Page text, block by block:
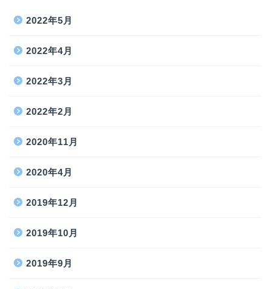
2022年5月
2022年4月
2022年3月
2022年2月
2020年11月
2020年4月
2019年12月
2019年10月
2019年9月